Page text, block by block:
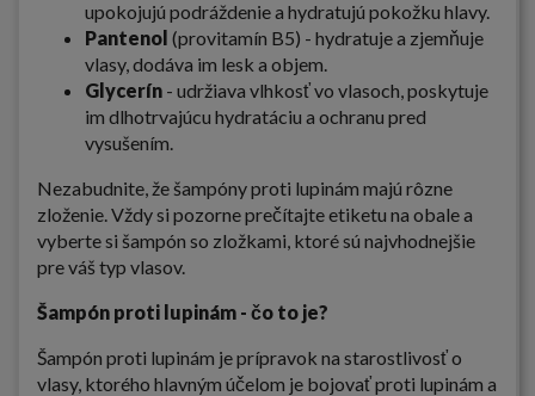
upokojujú podráždenie a hydratujú pokožku hlavy.
Pantenol(provitamín B5) - hydratuje a zjemňuje
vlasy, dodáva im lesk a objem.
Glycerín - udržiava vlhkosť vo vlasoch, poskytuje
im dlhotrvajúcu hydratáciu a ochranu pred
vysušením.
Nezabudnite, že šampóny proti lupinám majú rôzne
zloženie. Vždy si pozorne prečítajte etiketu na obale a
vyberte si šampón so zložkami, ktoré sú najvhodnejšie
pre váš typ vlasov.
Šampón proti lupinám - čo to je?
Šampón proti lupinám je prípravok na starostlivosť o
vlasy, ktorého hlavným účelom je bojovať proti lupinám a